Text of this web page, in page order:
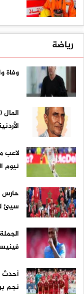
رياضة
وفاة
لاعب
نيوم
حارس
سيئ
أحدث
نجم